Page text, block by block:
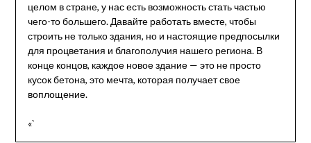
целом в стране, у нас есть возможность стать частью
чего-то большего. Давайте работать вместе, чтобы
строить не только здания, но и настоящие предпосылки
для процветания и благополучия нашего региона. В
конце концов, каждое новое здание — это не просто
кусок бетона, это мечта, которая получает свое
воплощение.
«`